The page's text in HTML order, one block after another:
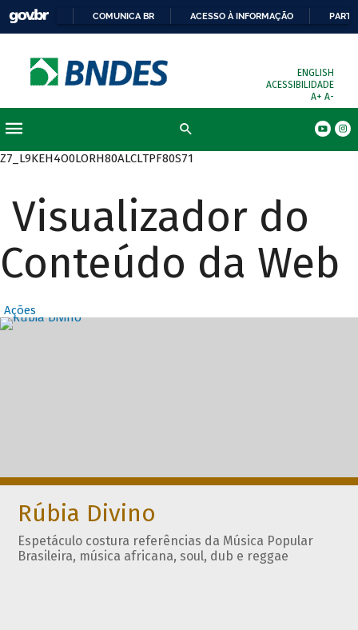
COMUNICA BR ACESSO À INFORMAÇÃO
ENGLISH
ACESSIBILIDADE
A+ A-
Z7_L9KEH4O0LORH80ALCLTPF80S71
Visualizador do
Conteúdo da Web
Ações
Destaques
Rúbia Divino
Espetáculo costura referências da Música Popular
Brasileira, música africana, soul, dub e reggae